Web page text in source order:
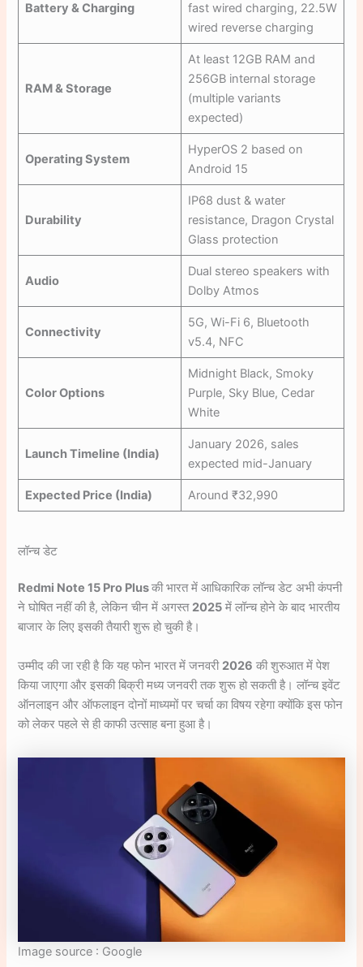
Battery & Charging
fast wired charging, 22.5W
wired reverse charging
RAM & Storage
At least 12GB RAM and
256GB internal storage
(multiple variants
expected)
Operating System
HyperOS 2 based on
Android 15
Durability
IP68 dust & water
resistance, Dragon Crystal
Glass protection
Audio
Dual stereo speakers with
Dolby Atmos
Connectivity
5G, Wi-Fi 6, Bluetooth
v5.4, NFC
Color Options
Midnight Black, Smoky
Purple, Sky Blue, Cedar
White
Launch Timeline (India)
January 2026, sales
expected mid-January
Expected Price (India) Around ₹32,990
लॉन्च डेट
Redmi Note 15 Pro Plusकी भारत में आधिकारिक लॉन्च डेट अभी कंपनी
ने घोषित नहीं की है, लेकिन चीन में अगस्त 2025 में लॉन्च होने के बाद भारतीय
बाजार के लिए इसकी तैयारी शुरू हो चुकी है।
उम्मीद की जा रही है कि यह फोन भारत में जनवरी 2026 की शुरुआत में पेश
किया जाएगा और इसकी बिक्री मध्य जनवरी तक शुरू हो सकती है। लॉन्च इवेंट
ऑनलाइन और ऑफलाइन दोनों माध्यमों पर चर्चा का विषय रहेगा क्योंकि इस फोन
को लेकर पहले से ही काफी उत्साह बना हुआ है।
Image source : Google